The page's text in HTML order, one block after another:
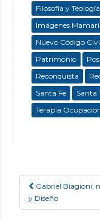
Filosofía y Teología
Imágenes
Nuevo Código
Patrimonio
Reconquista
Santa Fe
Santa
Terapia
Post
Gabriel Biagioni,
y Diseño